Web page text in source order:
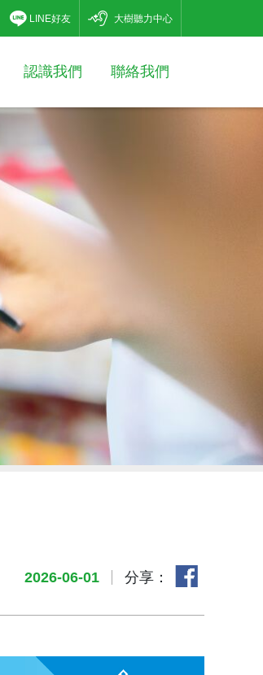
LINE好友 大樹聽力中心
認識我們 聯絡我們
2026-06-01 分享：